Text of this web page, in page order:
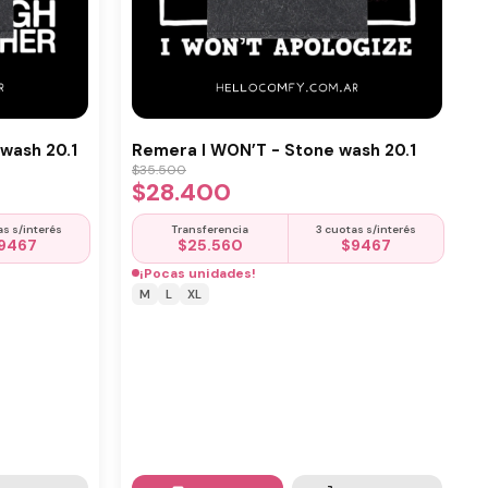
20.1
s/interés
Remera I WON’T - Stone wash 20.1
$35.500
$28.400
Transferencia
$25.560
3 cuotas s/interés
$9467
¡Pocas unidades!
M L XL